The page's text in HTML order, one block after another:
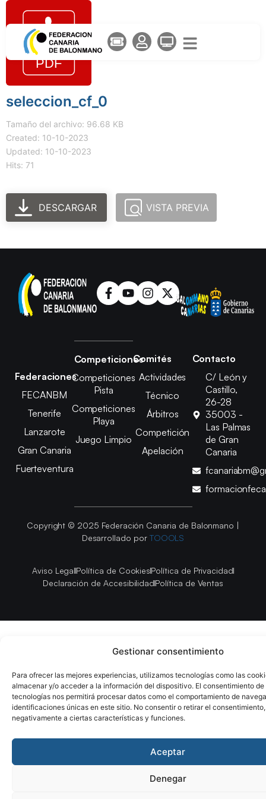
Gestionar consentimiento
Para ofrecer las mejores experiencias, utilizamos tecnologías como las
almacenar y/o acceder a la información del dispositivo. El consentimiento de
tecnologías nos permitirá procesar datos como el comportamiento de
identificaciones únicas en este sitio. No consentir o retirar el
negativamente a ciertas características y funciones.
Aceptar
Denegar
seleccion_cf_0
Tamaño del archivo: 96.68 KB
Created: 10-10-2023
Updated: 10-10-2023
Hits: 71
DESCARGAR VISTA PREVIA
Federaciones
FECANBM
Tenerife
Lanzarote
Gran Canaria
Fuerteventura
Competiciones
Competiciones
Pista
Competiciones
Playa
Juego Limpio
Comités
Actividades
Técnico
Árbitros
Competición
Apelación
Contacto
C/ León y
Castillo,
26-28
35003 -
Las Palmas
de Gran
Canaria
Copyright © 2025 Federación Canaria de Balonmano |
Desarrollado por TOOOLS
Aviso LegalPolítica de CookiesPolítica de Privacidad
Declaración de AccesibilidadPolítica de Ventas